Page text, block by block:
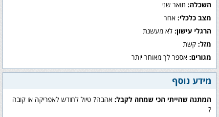
השכלה: תואר שני
מצב כלכלי: אחר
הרגלי עישון: לא מעשנת
מזל: קשת
מגורים: אספר לך מאוחר יותר
מידע נוסף
המתנה שהייתי הכי שמחה לקבל: אהבה? טיול לחודש לאפריקה או קובה
?